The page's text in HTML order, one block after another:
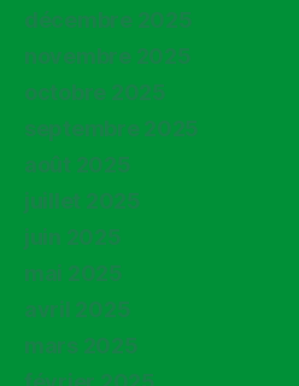
décembre 2025
novembre 2025
octobre 2025
septembre 2025
août 2025
juillet 2025
juin 2025
mai 2025
avril 2025
mars 2025